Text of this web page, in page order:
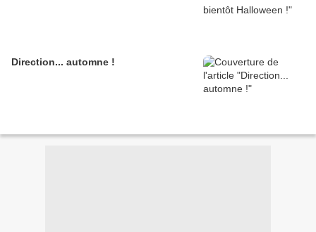
Direction... automne !